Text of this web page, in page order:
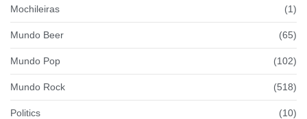
Mochileiras (1)
Mundo Beer (65)
Mundo Pop (102)
Mundo Rock (518)
Politics (10)